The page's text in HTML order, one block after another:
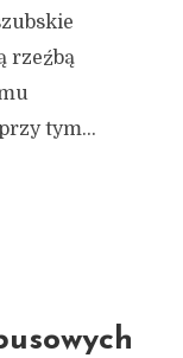
rzeźbą
tym...